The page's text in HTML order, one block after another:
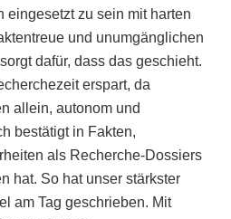
eingesetzt zu sein mit harten
und unumgänglichen
dafür, dass das geschieht.
erspart, da
allein, autonom und
bestätigt in Fakten,
als Recherche-Dossiers
hat. So hat unser stärkster
am Tag geschrieben. Mit